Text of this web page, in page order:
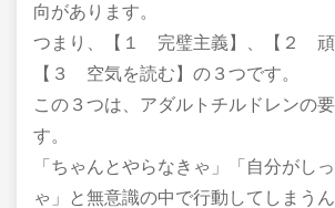
向があります。
つまり、【１ 完璧主義】、【２ 頑
【３ 空気を読む】の３つです。
この３つは、アダルトチルドレンの
す。
「ちゃんとやらなきゃ」「自分がし
ゃ」と無意識の中で行動してしまうん